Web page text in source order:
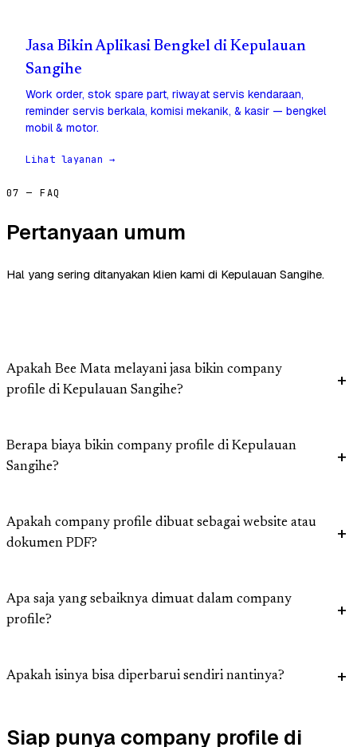
Jasa Bikin Aplikasi Bengkel di Kepulauan
Sangihe
Work order, stok spare part, riwayat servis kendaraan,
reminder servis berkala, komisi mekanik, & kasir — bengkel
mobil & motor.
Lihat layanan →
07 — FAQ
Pertanyaan umum
Hal yang sering ditanyakan klien kami di Kepulauan Sangihe.
Apakah Bee Mata melayani jasa bikin company
profile di Kepulauan Sangihe?
Berapa biaya bikin company profile di Kepulauan
Sangihe?
Apakah company profile dibuat sebagai website atau
dokumen PDF?
Apa saja yang sebaiknya dimuat dalam company
profile?
Apakah isinya bisa diperbarui sendiri nantinya?
Siap punya company profile di